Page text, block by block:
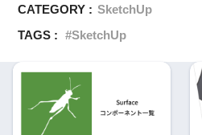
CATEGORY : SketchUp
TAGS :
SketchUp